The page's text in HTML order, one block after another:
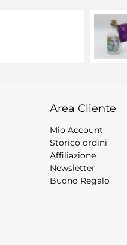
Area Cliente
Mio Account
Storico ordini
Affiliazione
Newsletter
Buono Regalo